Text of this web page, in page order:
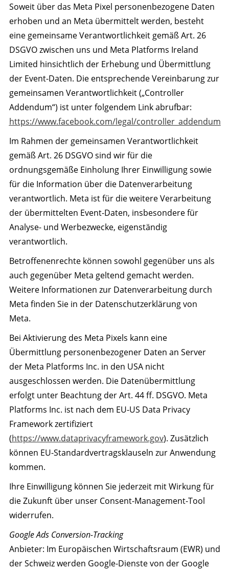
Soweit über das Meta Pixel personenbezogene Daten
erhoben und an Meta übermittelt werden, besteht
eine gemeinsame Verantwortlichkeit gemäß Art. 26
DSGVO zwischen uns und Meta Platforms Ireland
Limited hinsichtlich der Erhebung und Übermittlung
der Event-Daten. Die entsprechende Vereinbarung zur
gemeinsamen Verantwortlichkeit („Controller
Addendum“) ist unter folgendem Link abrufbar:
https://www.facebook.com/legal/controller_addendum
Im Rahmen der gemeinsamen Verantwortlichkeit
gemäß Art. 26 DSGVO sind wir für die
ordnungsgemäße Einholung Ihrer Einwilligung sowie
für die Information über die Datenverarbeitung
verantwortlich. Meta ist für die weitere Verarbeitung
der übermittelten Event-Daten, insbesondere für
Analyse- und Werbezwecke, eigenständig
verantwortlich.
Betroffenenrechte können sowohl gegenüber uns als
auch gegenüber Meta geltend gemacht werden.
Weitere Informationen zur Datenverarbeitung durch
Meta finden Sie in der Datenschutzerklärung von
Meta.
Bei Aktivierung des Meta Pixels kann eine
Übermittlung personenbezogener Daten an Server
der Meta Platforms Inc. in den USA nicht
ausgeschlossen werden. Die Datenübermittlung
erfolgt unter Beachtung der Art. 44 ff. DSGVO. Meta
Platforms Inc. ist nach dem EU-US Data Privacy
Framework zertifiziert
(https://www.dataprivacyframework.gov). Zusätzlich
können EU-Standardvertragsklauseln zur Anwendung
kommen.
Ihre Einwilligung können Sie jederzeit mit Wirkung für
die Zukunft über unser Consent-Management-Tool
widerrufen.
Google Ads Conversion-Tracking
Anbieter: Im Europäischen Wirtschaftsraum (EWR) und
der Schweiz werden Google-Dienste von der Google